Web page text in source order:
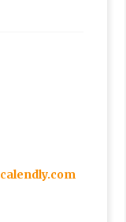
calendly.com